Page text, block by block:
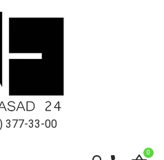
377-33-00
0